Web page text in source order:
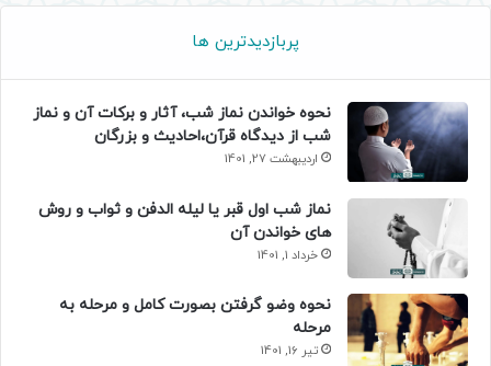
پربازدیدترین ها
نحوه خواندن نماز شب، آثار و برکات آن و نماز
شب از دیدگاه قرآن،احادیث و بزرگان
اردیبهشت 27, 1401
نماز شب اول قبر یا لیله الدفن و ثواب و روش
های خواندن آن
خرداد 1, 1401
نحوه وضو گرفتن بصورت کامل و مرحله به
مرحله
تیر 16, 1401